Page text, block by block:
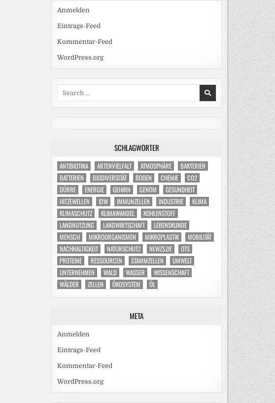
Anmelden
Eintrags-Feed
Kommentar-Feed
WordPress.org
SCHLAGWÖRTER
ANTIBIOTIKA ARTENVIELFALT ATMOSPHÄRE
BAKTERIEN
BATTERIEN
BIODIVERSITÄT BODEN CHEMIE
CO2
DÜRRE
ENERGIE GEHIRN GENOM
GESUNDHEIT
HITZEWELLEN
IDW IMMUNZELLEN INDUSTRIE
KLIMA
KLIMASCHUTZ
KLIMAWANDEL
KOHLENSTOFF
LANDNUTZUNG
LANDWIRTSCHAFT
LEBENSKUNDE
MENSCH
MIKROORGANISMEN MIKROPLASTIK
MOBILITÄT
NACHHALTIGKEIT
NATURSCHUTZ NEWZS.DE
OTS
PROTEINE
RESSOURCEN STAMMZELLEN
UMWELT
UNTERNEHMEN
WALD WASSER
WISSENSCHAFT
WÄLDER
ZELLEN ÖKOSYSTEM ÖL
META
Anmelden
Eintrags-Feed
Kommentar-Feed
WordPress.org